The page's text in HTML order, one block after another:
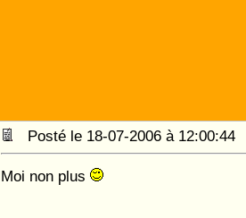
Posté le 18-07-2006 à
Moi non plus